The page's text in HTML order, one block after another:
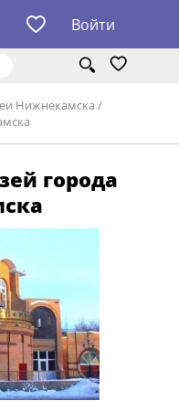
Войти
Нижнекамска /
города